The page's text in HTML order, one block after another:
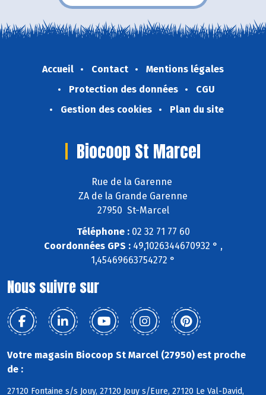
Accueil Contact
Mentions légales
Protection des données
CGU
Gestion des cookies
Plan du site
Biocoop St Marcel
Rue de la Garenne
ZA de la Grande Garenne
27950 St-Marcel
Téléphone :02 32 71 77 60
Coordonnées GPS :49,1026344670932 ° ,
1,45469663754272 °
Nous suivre sur
Votre magasin Biocoop St Marcel (27950) est proche
de :
27120 Fontaine s/s Jouy, 27120 Jouy s/Eure, 27120 Le Val-David,